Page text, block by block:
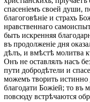
спасеніемъ своей души,
благоговѣніе и страхъ
нравственнаго
быть искренняя
въ продолженіе дня
дѣлъ, и вмѣстѣ молитва
Онъ не оставлялъ насъ
пути добродѣтели и
можемъ творить
благодати Божіей; то въ
повсюду встрѣчаются